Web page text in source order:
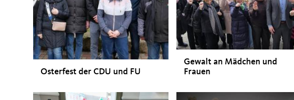
Osterfest der CDU und FU
Gewalt an Mädchen und
Frauen